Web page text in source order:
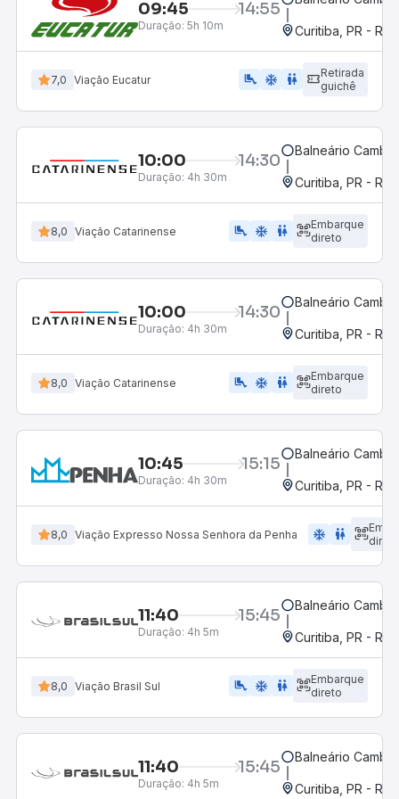
09:45 14:55
Duração: 5h 10m Curitiba, PR -
7,0 Viação Eucatur airline_seat_legroom_extra ac_unit wc
Retirada
guichê
10:00 14:30
Duração: 4h 30m
Balneário
Curitiba, PR -
8,0 Viação Catarinense airline_seat_legroom_extra ac_unit WC
Embarque
direto
10:00 14:30
Duração: 4h 30m
Balneário
Curitiba, PR -
8,0 Viação Catarinense airline_seat_legroom_extra ac_unit wc
Embarque
direto
10:45 15:15
Duração: 4h 30m
Balneário
Curitiba, PR -
8,0 Viação Expresso Nossa Senhora da Penha ac_unit wc
direto
11:40 15:45
Duração: 4h 5m
Balneário
Curitiba, PR -
8,0 Viação Brasil Sul airline_seat_legroom_extra ac_unit wc
Embarque
direto
11:40 15:45
Duração: 4h 5m
Balneário
Curitiba, PR -